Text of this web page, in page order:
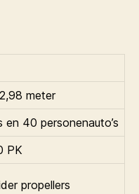
meter
en 40 personenauto’s
PK
propellers